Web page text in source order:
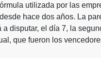
utilizada por las
hace dos años. La
disputar, el día 7, la
que fueron los